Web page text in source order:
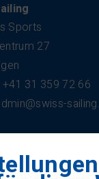
Sports
27
+41 31 359 72 66
Team